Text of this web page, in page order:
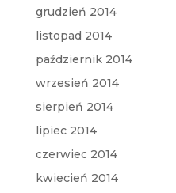
grudzień 2014
listopad 2014
październik 2014
wrzesień 2014
sierpień 2014
lipiec 2014
czerwiec 2014
kwiecień 2014